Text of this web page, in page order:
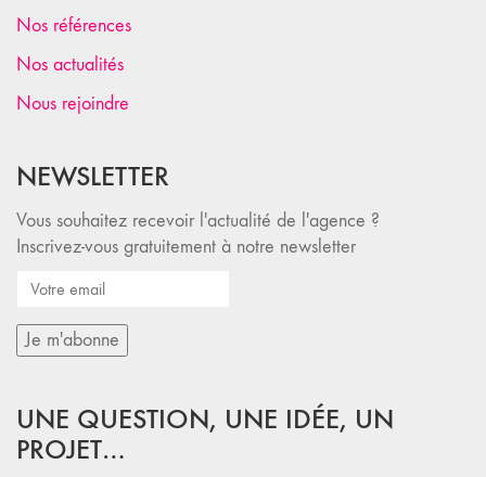
Nos références
Nos actualités
Nous rejoindre
NEWSLETTER
Vous souhaitez recevoir l'actualité de l'agence ?
Inscrivez-vous gratuitement à notre newsletter
UNE QUESTION, UNE IDÉE, UN
PROJET…